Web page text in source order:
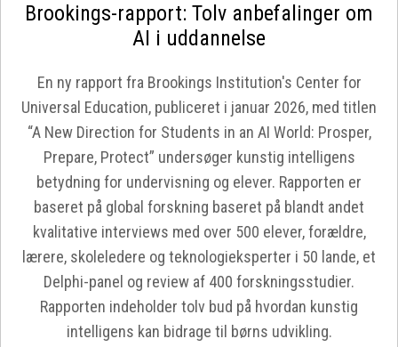
Brookings-rapport: Tolv anbefalinger om
AI i uddannelse
En ny rapport fra Brookings Institution's Center for
Universal Education, publiceret i januar 2026, med titlen
“A New Direction for Students in an AI World: Prosper,
Prepare, Protect” undersøger kunstig intelligens
betydning for undervisning og elever. Rapporten er
baseret på global forskning baseret på blandt andet
kvalitative interviews med over 500 elever, forældre,
lærere, skoleledere og teknologieksperter i 50 lande, et
Delphi-panel og review af 400 forskningsstudier.
Rapporten indeholder tolv bud på hvordan kunstig
intelligens kan bidrage til børns udvikling.